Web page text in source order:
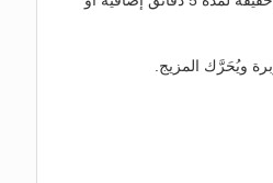
ويُحَرَّك المزيج.